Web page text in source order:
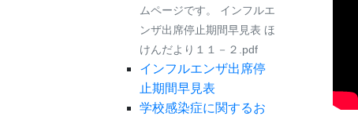
ムページです。 インフルエ
ンザ出席停止期間早見表 ほ
けんだより１１－２.pdf
インフルエンザ出席停
止期間早見表
学校感染症に関するお